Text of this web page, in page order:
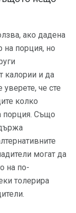
ако дадена
на порция, но
калории и да
уверете, че сте
колко
порция. Също
могат да
на по-
толерира